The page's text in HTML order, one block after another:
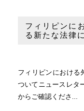
フィリピンに
る新たな法律
フィリピンにおける
ついてニュースレタ
からご確認くださ...